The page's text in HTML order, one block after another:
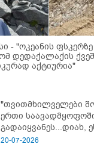
- "ოკეანის
დედაქალაქის
აქტიურია"
"თვითმხილველები
ერთი
გადაიყვანეს...დიახ,
- გორში
20-07-2026